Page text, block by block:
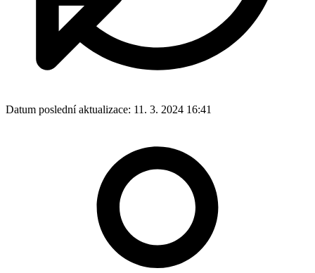
Datum poslední aktualizace: 11. 3. 2024 16:41